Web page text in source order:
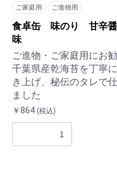
ご家庭用 ご進物用
食卓缶 味のり 甘辛
味
ご進物・ご家庭用にお
千葉県産乾海苔を丁寧
き上げ、秘伝のタレで
ました
￥864 (税込)
お買い物を続